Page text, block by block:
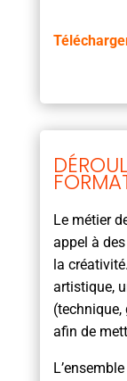
Le métier
appel à
la
artistique,
afin de